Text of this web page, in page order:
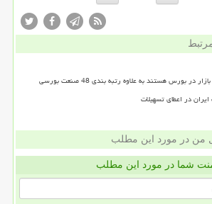
بورس هستند به علاوه رتبه بندی 48 صنعت بورسی
در اعطای تسهیلات
من در مورد این مطلب
شما در مورد این مطلب